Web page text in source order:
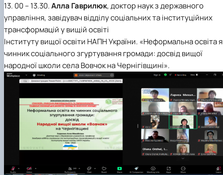
13. 00 – 13.30.Алла Гаврилюк, доктор наук з державного
управління, завідувач відділу соціальних та інституційних
трансформацій у вищій освіті
Інституту вищої освіти НАПН України. «Неформальна освіта
чинник соціального згуртування громади: досвід вищої
народної школи села Вовчок на Чернігівщині».